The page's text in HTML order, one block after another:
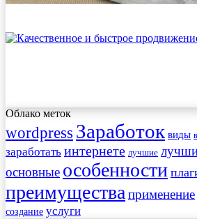
Облако меток
wordpress Заработок виды
заработать интернете лучшие
основные особенности
преимущества применение
создание услуги